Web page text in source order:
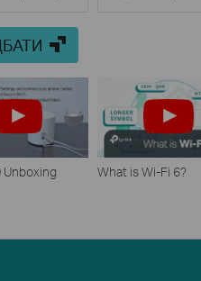
Unboxing What is Wi-Fi 6?